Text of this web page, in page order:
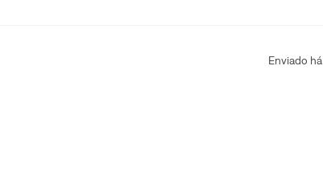
Enviado há